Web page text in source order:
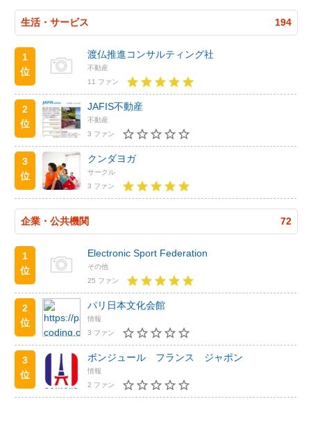
生活・サービス 194
1
位
渡仏推進コンサルティング社
不動産
11 ファン
2
位
JAFIS不動産
不動産
3 ファン
3
位
クンダヨガ
サークル
3 ファン
企業・公共機関 72
1
位
Electronic Sport Federation
その他
25 ファン
2
位
パリ日本文化会館
情報
3 ファン
3
位
ボンジュール フランス ジャポン
情報
2 ファン